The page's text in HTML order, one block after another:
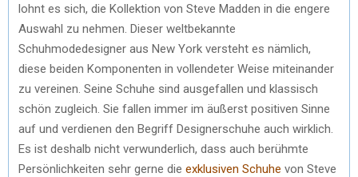
lohnt es sich, die Kollektion von Steve Madden in die engere
Auswahl zu nehmen. Dieser weltbekannte
Schuhmodedesigner aus New York versteht es nämlich,
diese beiden Komponenten in vollendeter Weise miteinander
zu vereinen. Seine Schuhe sind ausgefallen und klassisch
schön zugleich. Sie fallen immer im äußerst positiven Sinne
auf und verdienen den Begriff Designerschuhe auch wirklich.
Es ist deshalb nicht verwunderlich, dass auch berühmte
Persönlichkeiten sehr gerne die exklusiven Schuhe von Steve